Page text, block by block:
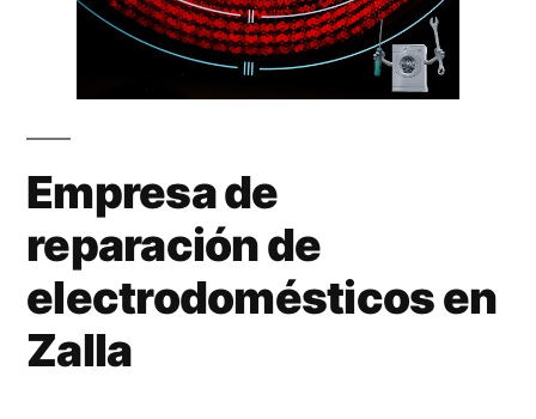
Empresa de
reparación de
electrodomésticos en
Zalla